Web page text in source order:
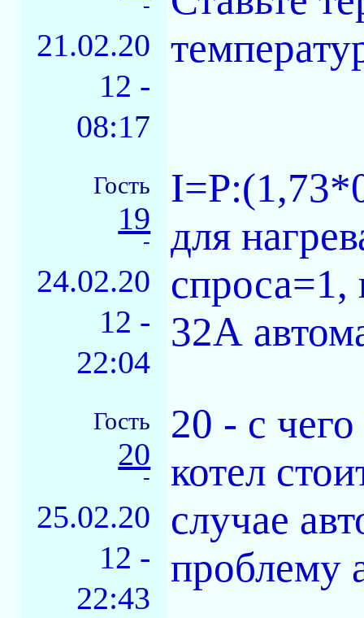
-
21.02.20
12 -
08:17
Гость
19
-
24.02.20
12 -
22:04
для
32А
Гость
20
-
25.02.20
12 -
22:43
20 - с
котел
случае
проблему